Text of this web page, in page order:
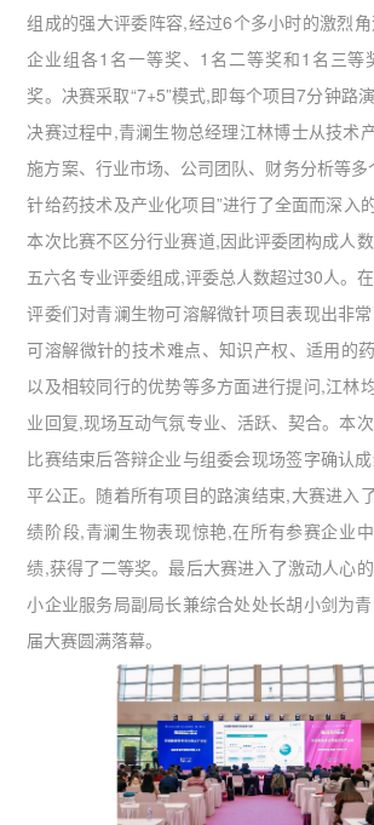
组成的强大评委阵容,经过6个多小时的激烈
企业组各1名一等奖、1名二等奖和1名三等
奖。决赛采取“7+5”模式,即每个项目7分钟路
决赛过程中,青澜生物总经理江林博士从技术
施方案、行业市场、公司团队、财务分析等多
针给药技术及产业化项目”进行了全面而深入
本次比赛不区分行业赛道,因此评委团构成人
五六名专业评委组成,评委总人数超过30人。
评委们对青澜生物可溶解微针项目表现出非
可溶解微针的技术难点、知识产权、适用的
以及相较同行的优势等多方面进行提问,江林
业回复,现场互动气氛专业、活跃、契合。本
比赛结束后答辩企业与组委会现场签字确认
平公正。随着所有项目的路演结束,大赛进入
绩阶段,青澜生物表现惊艳,在所有参赛企业
绩,获得了二等奖。最后大赛进入了激动人心
小企业服务局副局长兼综合处处长胡小剑为
届大赛圆满落幕。